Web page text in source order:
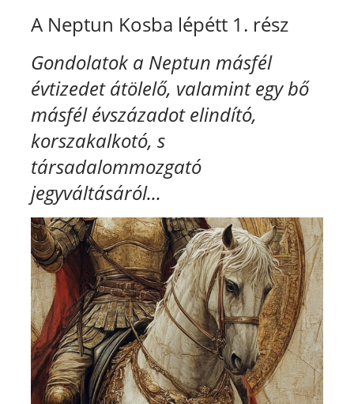
A Neptun Kosba lépétt 1. rész
Gondolatok a Neptun másfél
évtizedet átölelő, valamint egy bő
másfél évszázadot elindító,
korszakalkotó, s
társadalommozgató
jegyváltásáról...